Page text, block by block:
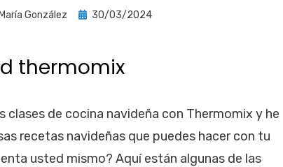
María González
Publicada
30/03/2024
thermomix
clases de cocina navideña con Thermomix y he
recetas navideñas que puedes hacer con tu
usted mismo? Aquí están algunas de las